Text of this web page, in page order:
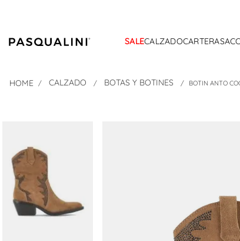
SALECALZADOCARTERAS
CALZADO BOTAS Y BOTINES BOTIN ANTO